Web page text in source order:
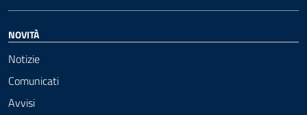
NOVITÀ
Notizie
Comunicati
Avvisi